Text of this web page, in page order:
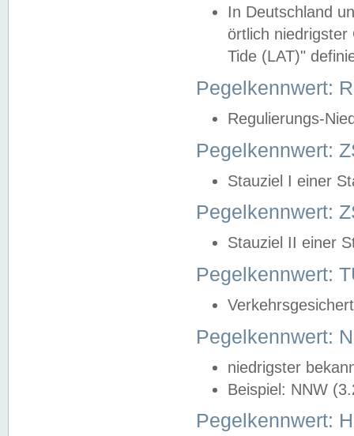
In Deutschland
örtlich
Tide (LAT)"
Pegelkennwert:
Regulierungs-
Pegelkennwert:
Stauziel I einer
Pegelkennwert:
Stauziel II einer
Pegelkennwert:
Pegelkennwert:
niedrigster
Beispiel: NNW
Pegelkennwert: